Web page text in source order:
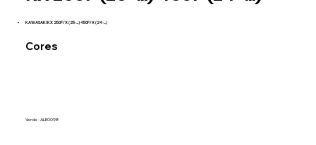
KAWASAKI KX 250F/X (25-...) 450F/X (24-...)
Cores
Verde - ALE0098